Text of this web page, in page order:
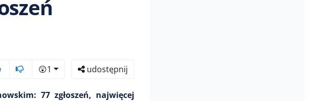
😲1 udostępnij
77 zgłoszeń, najwięcej